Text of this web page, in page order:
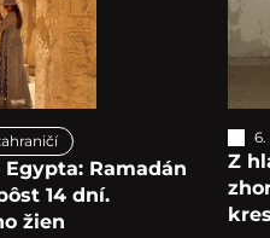
Ramadán
14 dní.
žien
Z